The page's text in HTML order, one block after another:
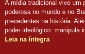
A mídia tradicional vive um
poderosa no mundo e no
precedentes na história.
poder ideológico: manipula
Leia na íntegra